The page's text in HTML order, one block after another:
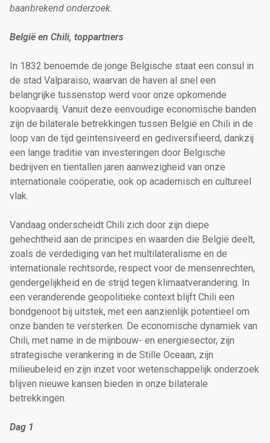
baanbrekend onderzoek.
België en Chili, toppartners
In 1832 benoemde de jonge Belgische staat een consul in
de stad Valparaiso, waarvan de haven al snel een
belangrijke tussenstop werd voor onze opkomende
koopvaardij. Vanuit deze eenvoudige economische banden
zijn de bilaterale betrekkingen tussen België en Chili in de
loop van de tijd geïntensiveerd en gediversifieerd, dankzij
een lange traditie van investeringen door Belgische
bedrijven en tientallen jaren aanwezigheid van onze
internationale coöperatie, ook op academisch en cultureel
vlak.
Vandaag onderscheidt Chili zich door zijn diepe
gehechtheid aan de principes en waarden die België deelt,
zoals de verdediging van het multilateralisme en de
internationale rechtsorde, respect voor de mensenrechten,
gendergelijkheid en de strijd tegen klimaatverandering. In
een veranderende geopolitieke context blijft Chili een
bondgenoot bij uitstek, met een aanzienlijk potentieel om
onze banden te versterken. De economische dynamiek van
Chili, met name in de mijnbouw- en energiesector, zijn
strategische verankering in de Stille Oceaan, zijn
milieubeleid en zijn inzet voor wetenschappelijk onderzoek
blijven nieuwe kansen bieden in onze bilaterale
betrekkingen.
Dag 1